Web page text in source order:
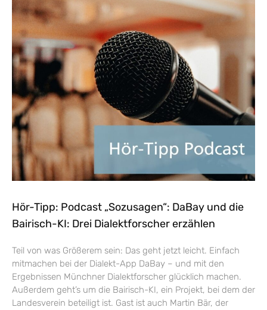
Hör-Tipp: Podcast „Sozusagen“: DaBay und die
Bairisch-KI: Drei Dialektforscher erzählen
Teil von was Größerem sein: Das geht jetzt leicht. Einfach
mitmachen bei der Dialekt-App DaBay – und mit den
Ergebnissen Münchner Dialektforscher glücklich machen.
Außerdem geht’s um die Bairisch-KI, ein Projekt, bei dem der
Landesverein beteiligt ist. Gast ist auch Martin Bär, der